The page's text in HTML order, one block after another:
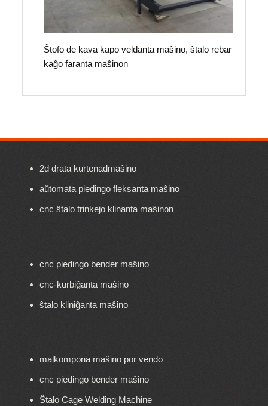
Ŝtofo de kava kapo veldanta maŝino, ŝtalo rebar
kaĝo faranta maŝinon
2d drata kurtenadmaŝino
aŭtomata piedingo fleksanta maŝino
cnc ŝtalo trinkejo klinanta maŝinon
cnc piedingo bender maŝino
cnc-kurbiĝanta maŝino
ŝtalo kliniĝanta maŝino
malkompona maŝino por vendo
cnc piedingo bender maŝino
Ŝtalo Cage Welding Machine